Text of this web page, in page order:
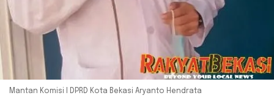
Mantan Komisi I DPRD Kota Bekasi Aryanto Hendrata